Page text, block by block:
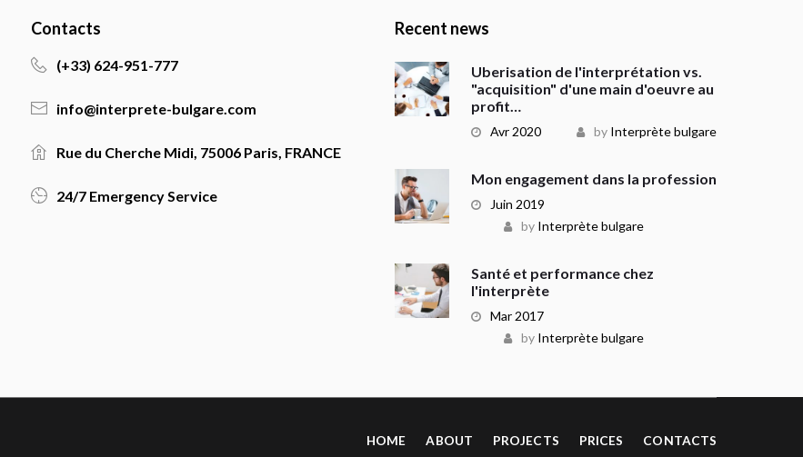
Contacts
(+33) 624-951-777
info@interprete-bulgare.com
Rue du Cherche Midi, 75006 Paris, FRANCE
24/7 Emergency Service
Recent news
Avr 2020 by Interprète bulgare
Uberisation de l'interprétation vs.
"acquisition" d'une main d'oeuvre au
profit…
Juin 2019
by Interprète bulgare
Mon engagement dans la profession
Mar 2017
by Interprète bulgare
Santé et performance chez
l'interprète
HOME ABOUT PROJECTS PRICES CONTACTS